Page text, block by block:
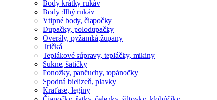
Body krátky rukáv
Body dlhý rukáv
Vtipné body, čiapočky
Dupačky, polodupačky
Overály, pyžamká,župany
Tričká
Teplákové súpravy, tepláčky, mikiny
Sukne, šatičky
Ponožky, pančuchy, topánočky
Spodná bielizeň, plavky
Kraťase, legíny